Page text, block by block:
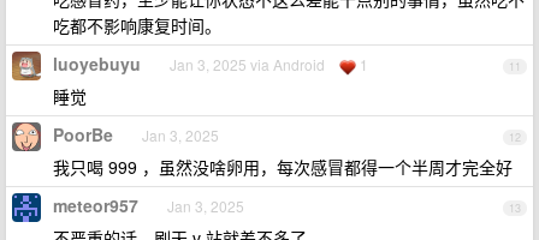
吃都不影响康复时间。
11
luoyebuyu Jan 3, 2025 via Android 1
睡觉
12
PoorBe Jan 3, 2025
我只喝 999 ，虽然没啥卵用，每次感冒都得一个半周才完全好
13
meteor957 Jan 3, 2025